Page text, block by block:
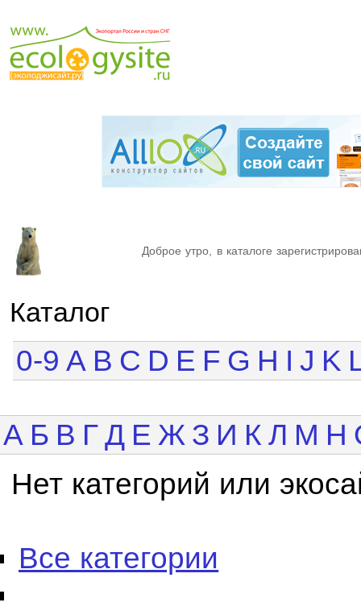
Доброе утро, в каталоге
Каталог
0-9 A B C D E F G H I J K
А Б В ГД Е Ж З И К Л М Н
Нет категорий или
Все категории